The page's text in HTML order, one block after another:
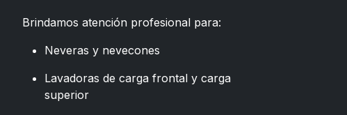
Brindamos atención profesional para:
Neveras y nevecones
Lavadoras de carga frontal y carga
superior